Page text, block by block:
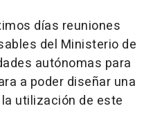
días reuniones
del Ministerio de
autónomas para
a poder diseñar una
utilización de este